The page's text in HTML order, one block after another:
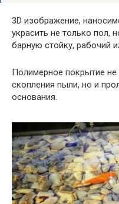
3D изображение,
украсить не только пол,
барную стойку, рабочий
Полимерное покрытие не
скопления пыли, но и
основания.